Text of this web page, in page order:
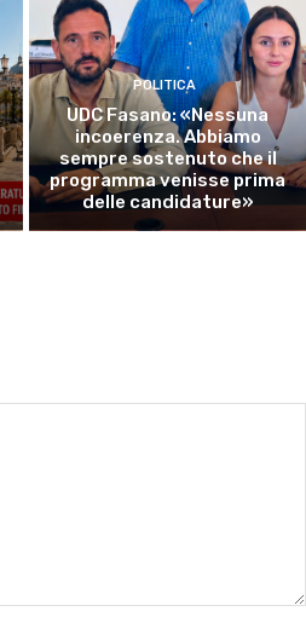
POLITICA
UDC Fasano: «Nessuna
incoerenza. Abbiamo
sempre sostenuto che il
programma venisse prima
delle candidature»